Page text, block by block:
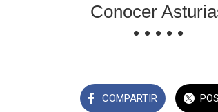
Conocer
• • • • •
COMPARTIR